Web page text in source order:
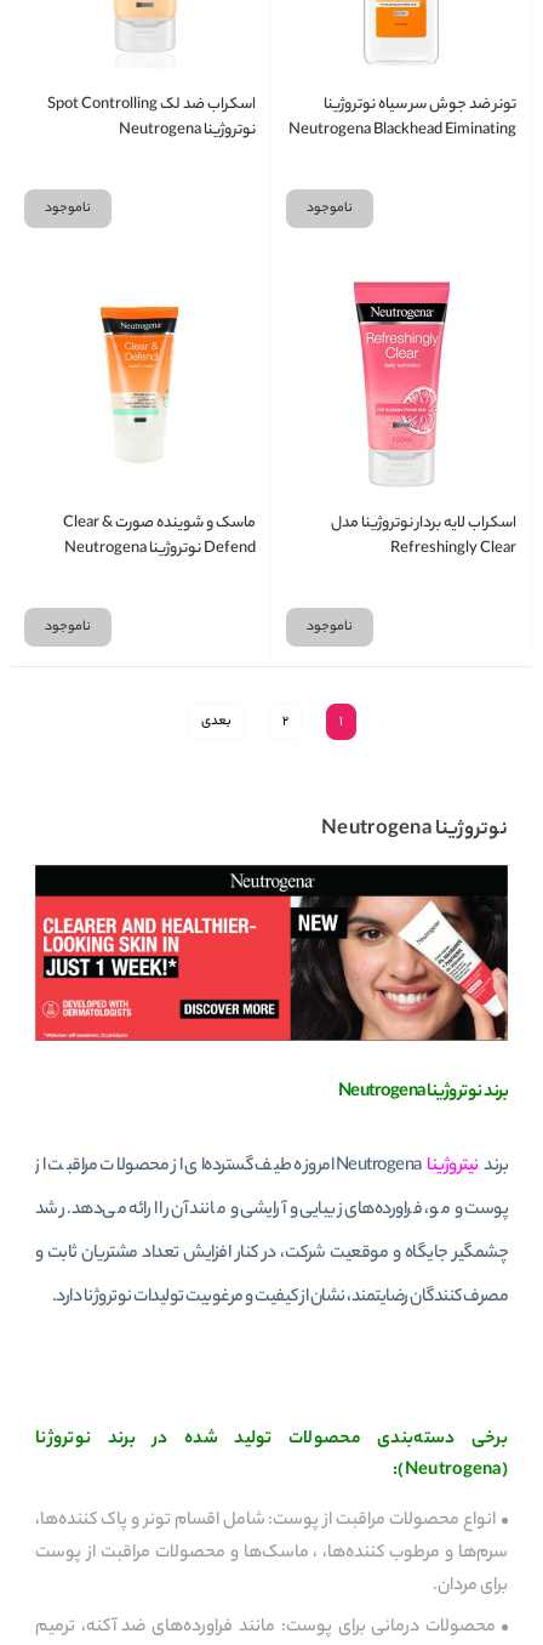
تونر ضد جوش سر سیاه نوتروژینا
Neutrogena Blackhead Eiminating
ناموجود
اسکراب ضد لک Spot Controlling
نوتروژینا Neutrogena
ناموجود
اسکراب لایه بردار نوتروژینا مدل
Refreshingly Clear
ناموجود
ماسک و شوینده صورت Clear &
Defend نوتروژینا Neutrogena
ناموجود
1
2 بعدی
نوتروژینا Neutrogena
برند نوتروژینا Neutrogena
برند نیتروژینا
Neutrogena امروزه طیف گسترده‌ای از محصولات مراقبت از
پوست و مو، فراورده‌های زیبایی و آرایشی و مانند آن را ارائه می‌دهد. رشد
چشمگیر جایگاه و موقعیت شرکت، در کنار افزایش تعداد مشتریان ثابت و
مصرف کنندگان رضایتمند، نشان از کیفیت و مرغوبیت تولیدات نوتروژنا دارد.
برخی دسته‌بندی محصولات تولید شده در برند نوتروژنا
(Neutrogena):
انواع محصولات مراقبت از پوست: شامل اقسام تونر و پاک کننده‌ها،
سرم‌ها و مرطوب کننده‌ها، ، ماسک‌ها و محصولات مراقبت از پوست
برای مردان.
محصولات درمانی برای پوست: مانند فراورده‌های ضد آکنه، ترمیم